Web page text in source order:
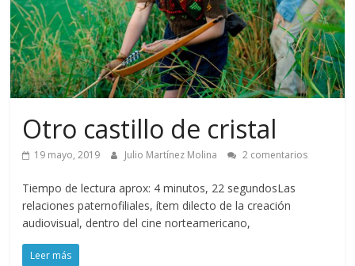
Otro castillo de cristal
19 mayo, 2019 Julio Martínez Molina 2 comentarios
Tiempo de lectura aprox: 4 minutos, 22 segundosLas
relaciones paternofiliales, ítem dilecto de la creación
audiovisual, dentro del cine norteamericano,
Leer más